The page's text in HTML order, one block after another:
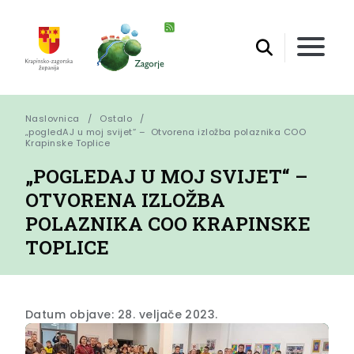
Naslovnica
Ostalo
„pogledAJ u moj svijet“ –  Otvorena izložba polaznika COO
Krapinske Toplice
„POGLEDAJ U MOJ SVIJET“ –
OTVORENA IZLOŽBA
POLAZNIKA COO KRAPINSKE
TOPLICE
Datum objave: 28. veljače 2023.